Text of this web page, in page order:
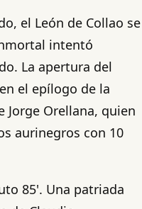
el León de Collao se
intentó
La apertura del
el epílogo de la
Jorge Orellana, quien
aurinegros con 10
85'. Una patriada